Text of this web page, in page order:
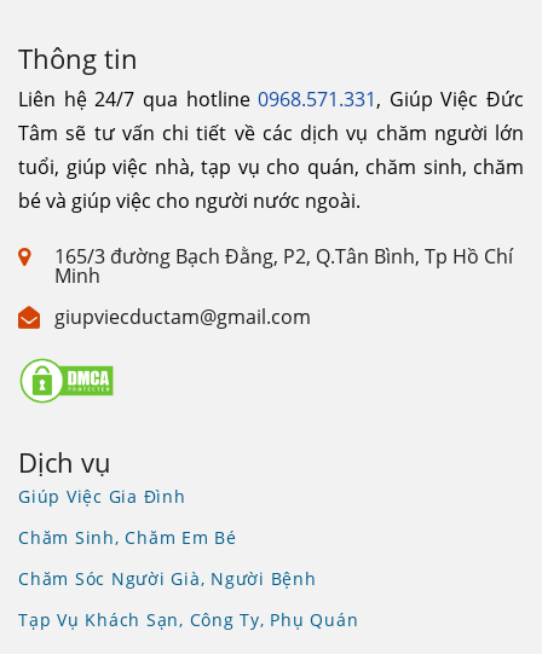
Thông tin
Liên hệ 24/7 qua hotline0968.571.331, Giúp Việc Đức
Tâm sẽ tư vấn chi tiết về các dịch vụ chăm người lớn
tuổi, giúp việc nhà, tạp vụ cho quán, chăm sinh, chăm
bé và giúp việc cho người nước ngoài.
165/3 đường Bạch Đằng, P2, Q.Tân Bình, Tp Hồ Chí
Minh
giupviecductam@gmail.com
Dịch vụ
Giúp Việc Gia Đình
Chăm Sinh, Chăm Em Bé
Chăm Sóc Người Già, Người Bệnh
Tạp Vụ Khách Sạn, Công Ty, Phụ Quán